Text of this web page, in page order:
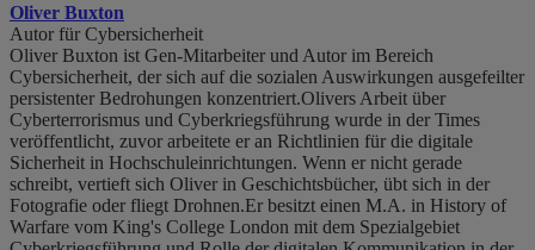
Oliver Buxton
Autor für Cybersicherheit
Oliver Buxton ist Gen-Mitarbeiter und Autor im Bereich
Cybersicherheit, der sich auf die sozialen Auswirkungen ausgefeilter
persistenter Bedrohungen konzentriert.Olivers Arbeit über
Cyberterrorismus und Cyberkriegsführung wurde in der Times
veröffentlicht, zuvor arbeitete er an Richtlinien für die digitale
Sicherheit in Hochschuleinrichtungen. Wenn er nicht gerade
schreibt, vertieft sich Oliver in Geschichtsbücher, übt sich in der
Fotografie oder fliegt Drohnen.Er besitzt einen M.A. in History of
Warfare vom King's College London mit dem Spezialgebiet